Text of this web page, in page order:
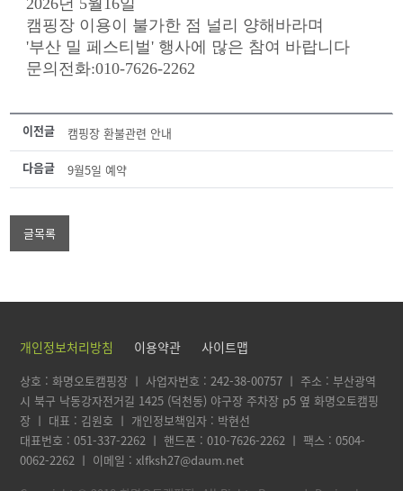
2026년 5월16일
캠핑장 이용이 불가한 점 널리 양해바라며
'부산 밀 페스티벌' 행사에 많은 참여 바랍니다
문의전화:010-7626-2262
이전글
캠핑장 환불관련 안내
다음글
9월5일 예약
글목록
개인정보처리방침 이용약관 사이트맵
상호 : 화명오토캠핑장 ㅣ 사업자번호 : 242-38-00757 ㅣ 주소 : 부산광역
시 북구 낙동강자전거길 1425 (덕천동) 야구장 주차장 p5 옆 화명오토캠핑
장 ㅣ 대표 : 김원호 ㅣ 개인정보책임자 : 박현선
대표번호 : 051-337-2262 ㅣ 핸드폰 : 010-7626-2262 ㅣ 팩스 : 0504-
0062-2262 ㅣ 이메일 : xlfksh27@daum.net